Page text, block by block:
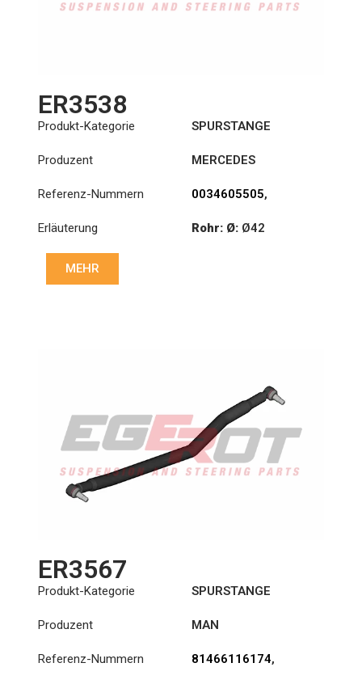
ER3538
Produkt-Kategorie SPURSTANGE
Produzent MERCEDES
Referenz-Nummern 0034605505,
0034608305
Erläuterung Rohr: Ø: Ø42
MEHR
ER3567
Produkt-Kategorie SPURSTANGE
Produzent MAN
Referenz-Nummern 81466116174,